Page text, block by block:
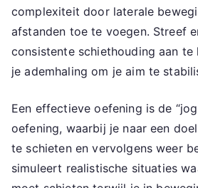
complexiteit door laterale
afstanden toe te voegen. Streef
consistente schiethouding aan te
je ademhaling om je aim te
Een effectieve oefening is de
oefening, waarbij je naar een
te schieten en vervolgens weer
simuleert realistische situaties